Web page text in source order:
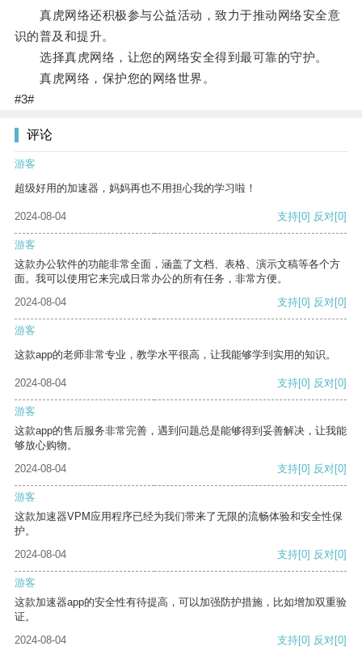
真虎网络还积极参与公益活动，致力于推动网络安全意
识的普及和提升。
选择真虎网络，让您的网络安全得到最可靠的守护。
真虎网络，保护您的网络世界。
#3#
评论
游客
超级好用的加速器，妈妈再也不用担心我的学习啦！
2024-08-04 支持[0] 反对[0]
游客
这款办公软件的功能非常全面，涵盖了文档、表格、演示文稿等各个方
面。我可以使用它来完成日常办公的所有任务，非常方便。
2024-08-04
支持[0] 反对[0]
游客
这款app的老师非常专业，教学水平很高，让我能够学到实用的知识。
2024-08-04 支持[0] 反对[0]
游客
这款app的售后服务非常完善，遇到问题总是能够得到妥善解决，让我能
够放心购物。
2024-08-04
支持[0] 反对[0]
游客
这款加速器VPM应用程序已经为我们带来了无限的流畅体验和安全性保
护。
2024-08-04
支持[0] 反对[0]
游客
这款加速器app的安全性有待提高，可以加强防护措施，比如增加双重验
证。
2024-08-04
支持[0] 反对[0]